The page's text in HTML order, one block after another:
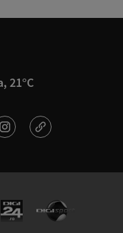
21°C